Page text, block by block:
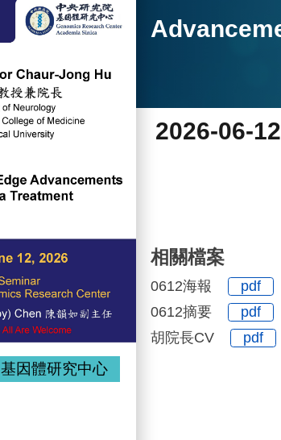
基因體研究中心
2026-06-
相關檔案
0612海報
pdf
0612摘要
pdf
胡院長CV
pdf